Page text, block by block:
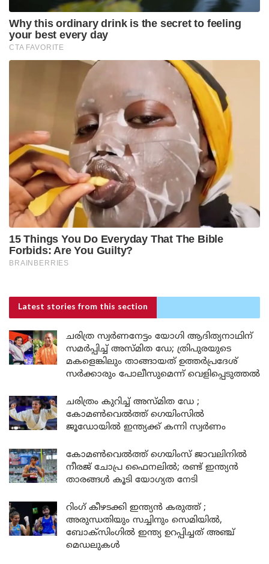
Latest stories from this section
ചരിത്ര സ്വർണനേട്ടം യോഗി ആദിത്യനാഥിന്
സമർപ്പിച്ച് അസ്മിത ഡേ; ത്രിപുരയുടെ
മകളെങ്കിലും താങ്ങായത് ഉത്തർപ്രദേശ്
സർക്കാരും പോലീസുമെന്ന് വെളിപ്പെടുത്തൽ
ചരിത്രം കുറിച്ച് അസ്മിത ഡേ ;
കോമൺവെൽത്ത് ഗെയിംസിൽ
ജൂഡോയിൽ ഇന്ത്യക്ക് കന്നി സ്വർണം
കോമൺവെൽത്ത് ഗെയിംസ് ജാവലിനിൽ
നീരജ് ചോപ്ര ഫൈനലിൽ; രണ്ട് ഇന്ത്യൻ
താരങ്ങൾ കൂടി യോഗ്യത നേടി
റിംഗ് കീഴടക്കി ഇന്ത്യൻ കരുത്ത് ;
അരുന്ധതിയും സച്ചിനും സെമിയിൽ,
ബോക്സിംഗിൽ ഇന്ത്യ ഉറപ്പിച്ചത് അഞ്ച്
മെഡലുകൾ